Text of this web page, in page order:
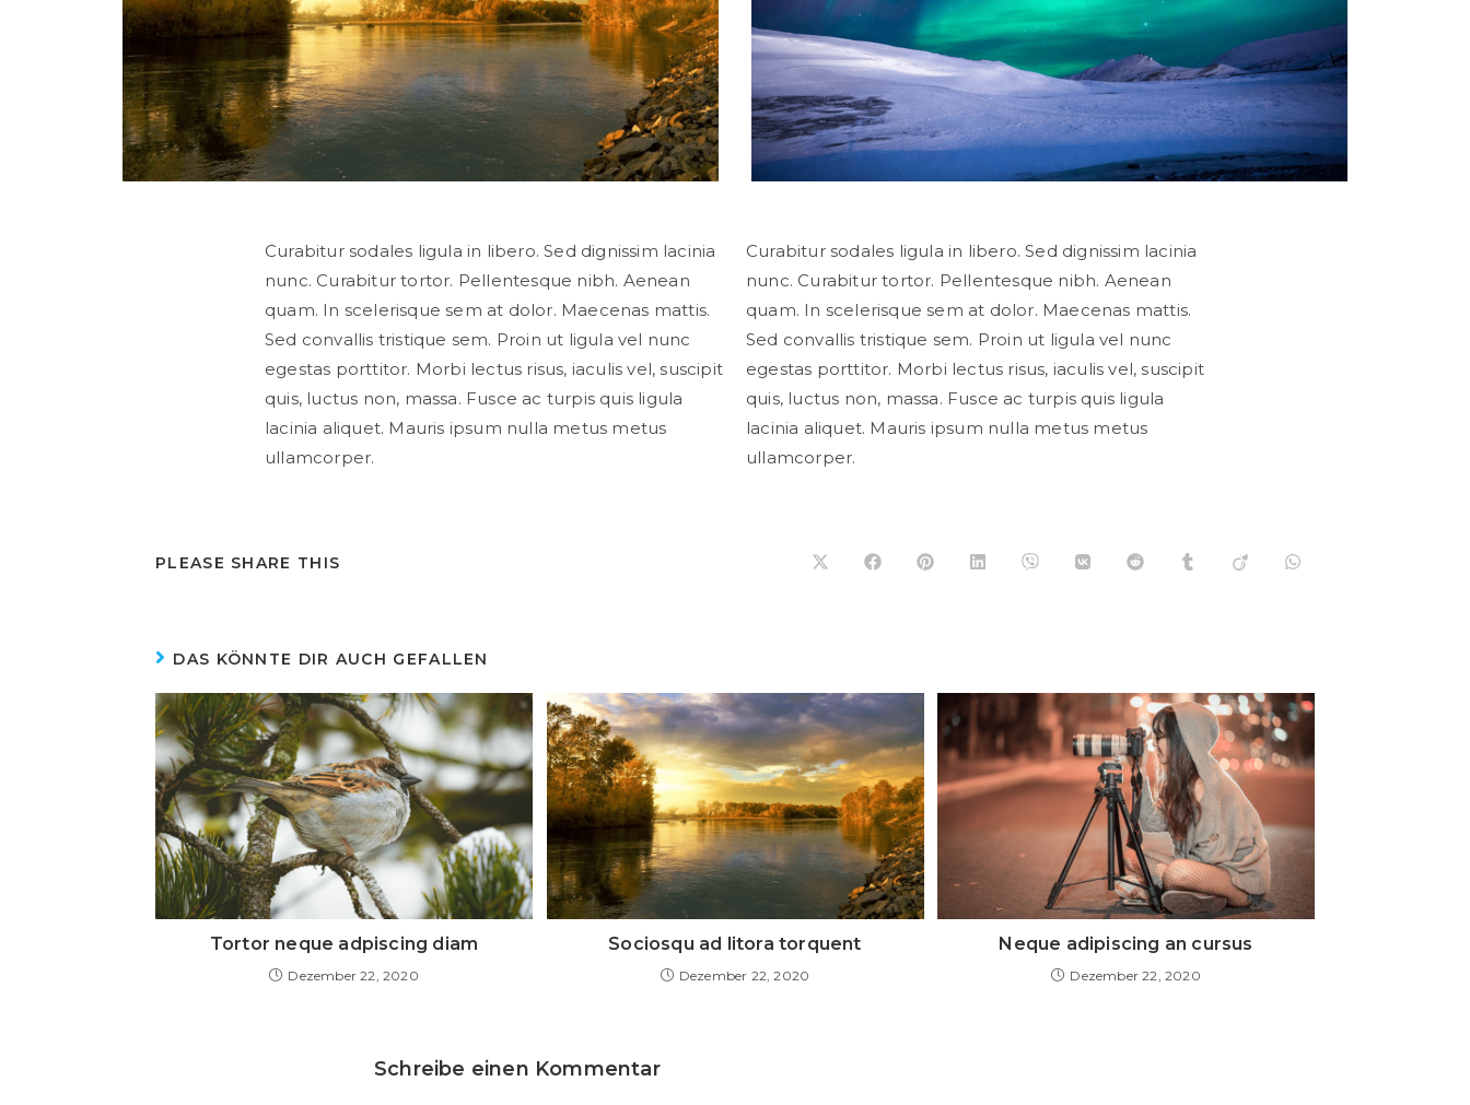
Curabitur sodales ligula in libero. Sed dignissim lacinia
nunc. Curabitur tortor. Pellentesque nibh. Aenean
quam. In scelerisque sem at dolor. Maecenas mattis.
Sed convallis tristique sem. Proin ut ligula vel nunc
egestas porttitor. Morbi lectus risus, iaculis vel, suscipit
quis, luctus non, massa. Fusce ac turpis quis ligula
lacinia aliquet. Mauris ipsum nulla metus metus
ullamcorper.
Curabitur sodales ligula in libero. Sed dignissim lacinia
nunc. Curabitur tortor. Pellentesque nibh. Aenean
quam. In scelerisque sem at dolor. Maecenas mattis.
Sed convallis tristique sem. Proin ut ligula vel nunc
egestas porttitor. Morbi lectus risus, iaculis vel, suscipit
quis, luctus non, massa. Fusce ac turpis quis ligula
lacinia aliquet. Mauris ipsum nulla metus metus
ullamcorper.
PLEASE SHARE THIS
DAS KÖNNTE DIR AUCH GEFALLEN
Tortor neque adpiscing diam
Dezember 22, 2020
Sociosqu ad litora torquent
Dezember 22, 2020
Neque adipiscing an cursus
Dezember 22, 2020
Schreibe einen Kommentar